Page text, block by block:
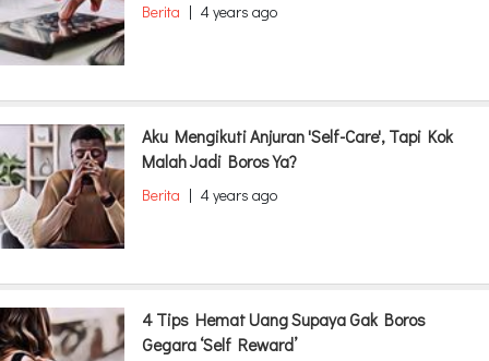
Berita | 4 years ago
Aku Mengikuti Anjuran 'Self-Care', Tapi Kok
Malah Jadi Boros Ya?
Berita | 4 years ago
4 Tips Hemat Uang Supaya Gak Boros
Gegara ‘Self Reward’